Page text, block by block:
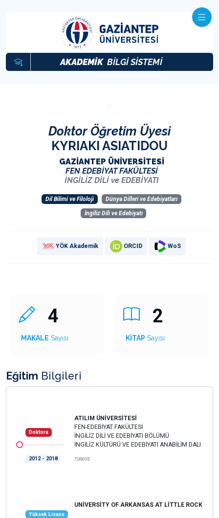
AKADEMİK BİLGİ SİSTEMİ
Doktor Öğretim Üyesi
KYRIAKI ASIATIDOU
GAZİANTEP ÜNİVERSİTESİ
FEN EDEBİYAT FAKÜLTESİ
İNGİLİZ DİLİ ve EDEBİYATI
Dil Bilimi ve Filoloji Dünya Dilleri ve Edebiyatları
İngiliz Dili ve Edebiyatı
YÖK Akademik ORCID WoS
4
MAKALE Sayısı
2
KİTAP Sayısı
Eğitim Bilgileri
Doktora
2012 - 2018
ATILIM ÜNİVERSİTESİ
FEN-EDEBİYAT FAKÜLTESİ
İNGİLİZ DİLİ VE EDEBİYATI BÖLÜMÜ
İNGİLİZ KÜLTÜRÜ VE EDEBİYATI ANABİLİM DALI
TÜRKİYE
Yüksek Lisans
UNİVERSİTY OF ARKANSAS AT LİTTLE ROCK